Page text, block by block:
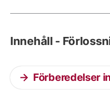
Innehåll -
Förberedelser